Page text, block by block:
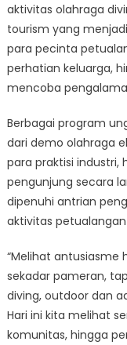
aktivitas olahraga
tourism yang
para pecinta
perhatian keluarga,
mencoba
Berbagai program
dari demo olahraga
para praktisi industri,
pengunjung secara
dipenuhi antrian
aktivitas
“Melihat antusiasme
sekadar pameran,
diving, outdoor dan
Hari ini kita melihat
komunitas, hingga